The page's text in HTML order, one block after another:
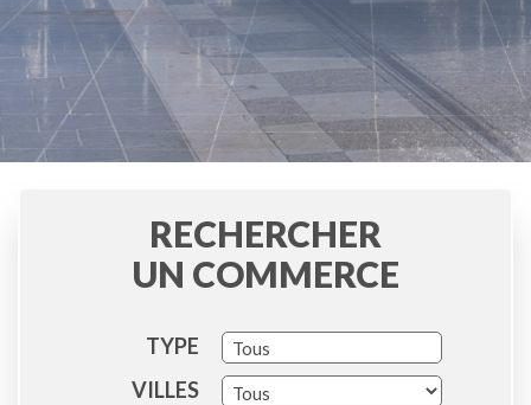
RECHERCHER
UN COMMERCE
TYPE Tous
VILLES